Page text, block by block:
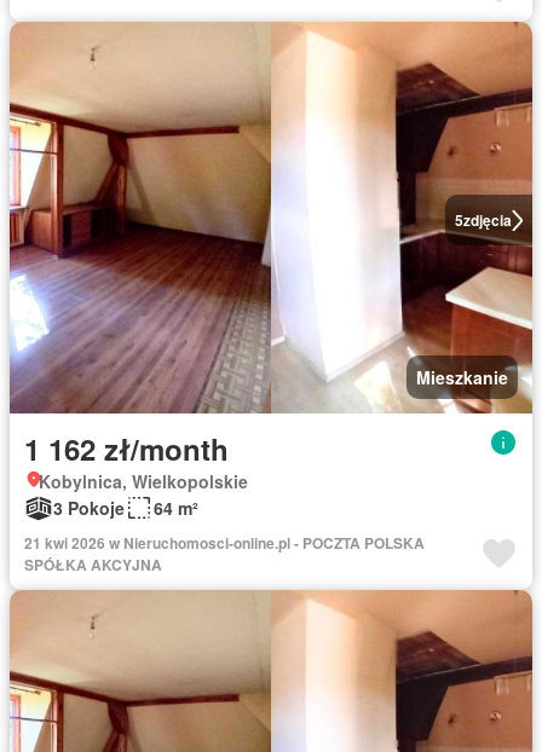
5zdjęcia
Mieszkanie
1 162 zł/month
Kobylnica, Wielkopolskie
3 Pokoje
64 m²
21 kwi 2026 w Nieruchomosci-online.pl - POCZTA POLSKA
SPÓŁKA AKCYJNA